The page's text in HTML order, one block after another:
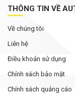
tô
THÔNG TIN VỀ
Về chúng tôi
Liên hệ
Điều khoản sử dụng
Chính sách bảo mật
Chính sách quảng cáo